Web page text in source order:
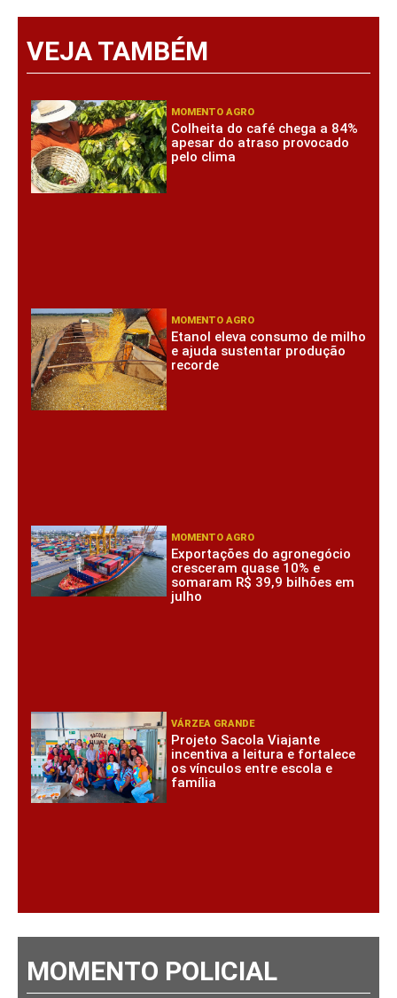
VEJA TAMBÉM
MOMENTO AGRO
Colheita do café chega a 84%
apesar do atraso provocado
pelo clima
MOMENTO AGRO
Etanol eleva consumo de milho
e ajuda sustentar produção
recorde
MOMENTO AGRO
Exportações do agronegócio
cresceram quase 10% e
somaram R$ 39,9 bilhões em
julho
VÁRZEA GRANDE
Projeto Sacola Viajante
incentiva a leitura e fortalece
os vínculos entre escola e
família
MOMENTO POLICIAL